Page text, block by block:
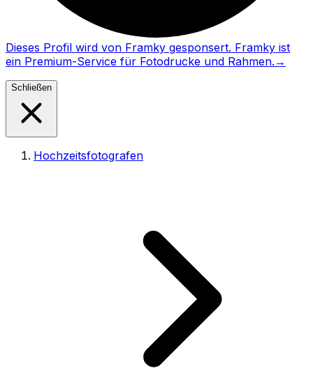
Dieses Profil wird von Framky gesponsert. Framky ist
ein Premium-Service für Fotodrucke und Rahmen. →
Schließen
Hochzeitsfotografen